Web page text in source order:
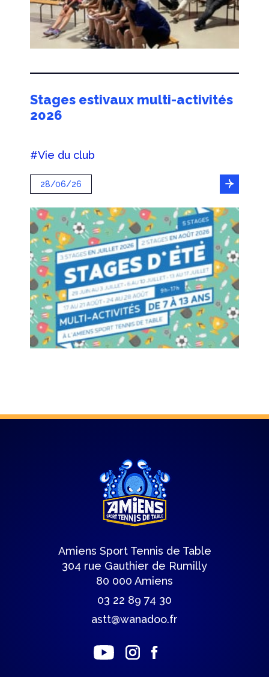
Stages estivaux multi-activités
2026
#Vie du club
28/06/26
Amiens Sport Tennis de Table
304 rue Gauthier de Rumilly
80 000 Amiens
03 22 89 74 30
astt@wanadoo.fr